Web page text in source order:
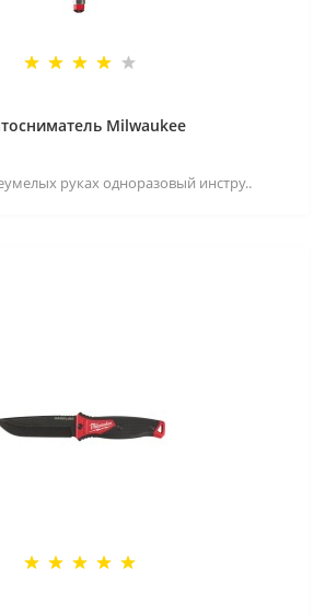
Milwaukee
руках одноразовый инстру..